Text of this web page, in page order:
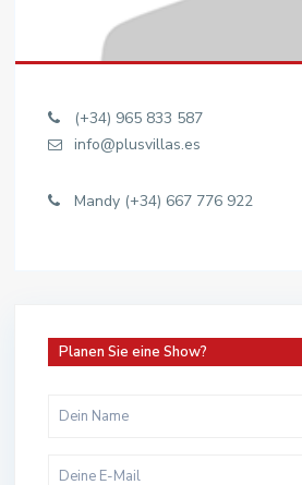
(+34) 965 833 587
info@plusvillas.es
Mandy (+34) 667 776 922
Planen Sie eine Show?